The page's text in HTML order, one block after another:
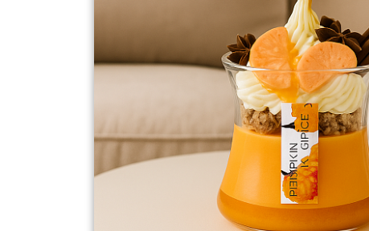
Столовые
приборы
Текстиль